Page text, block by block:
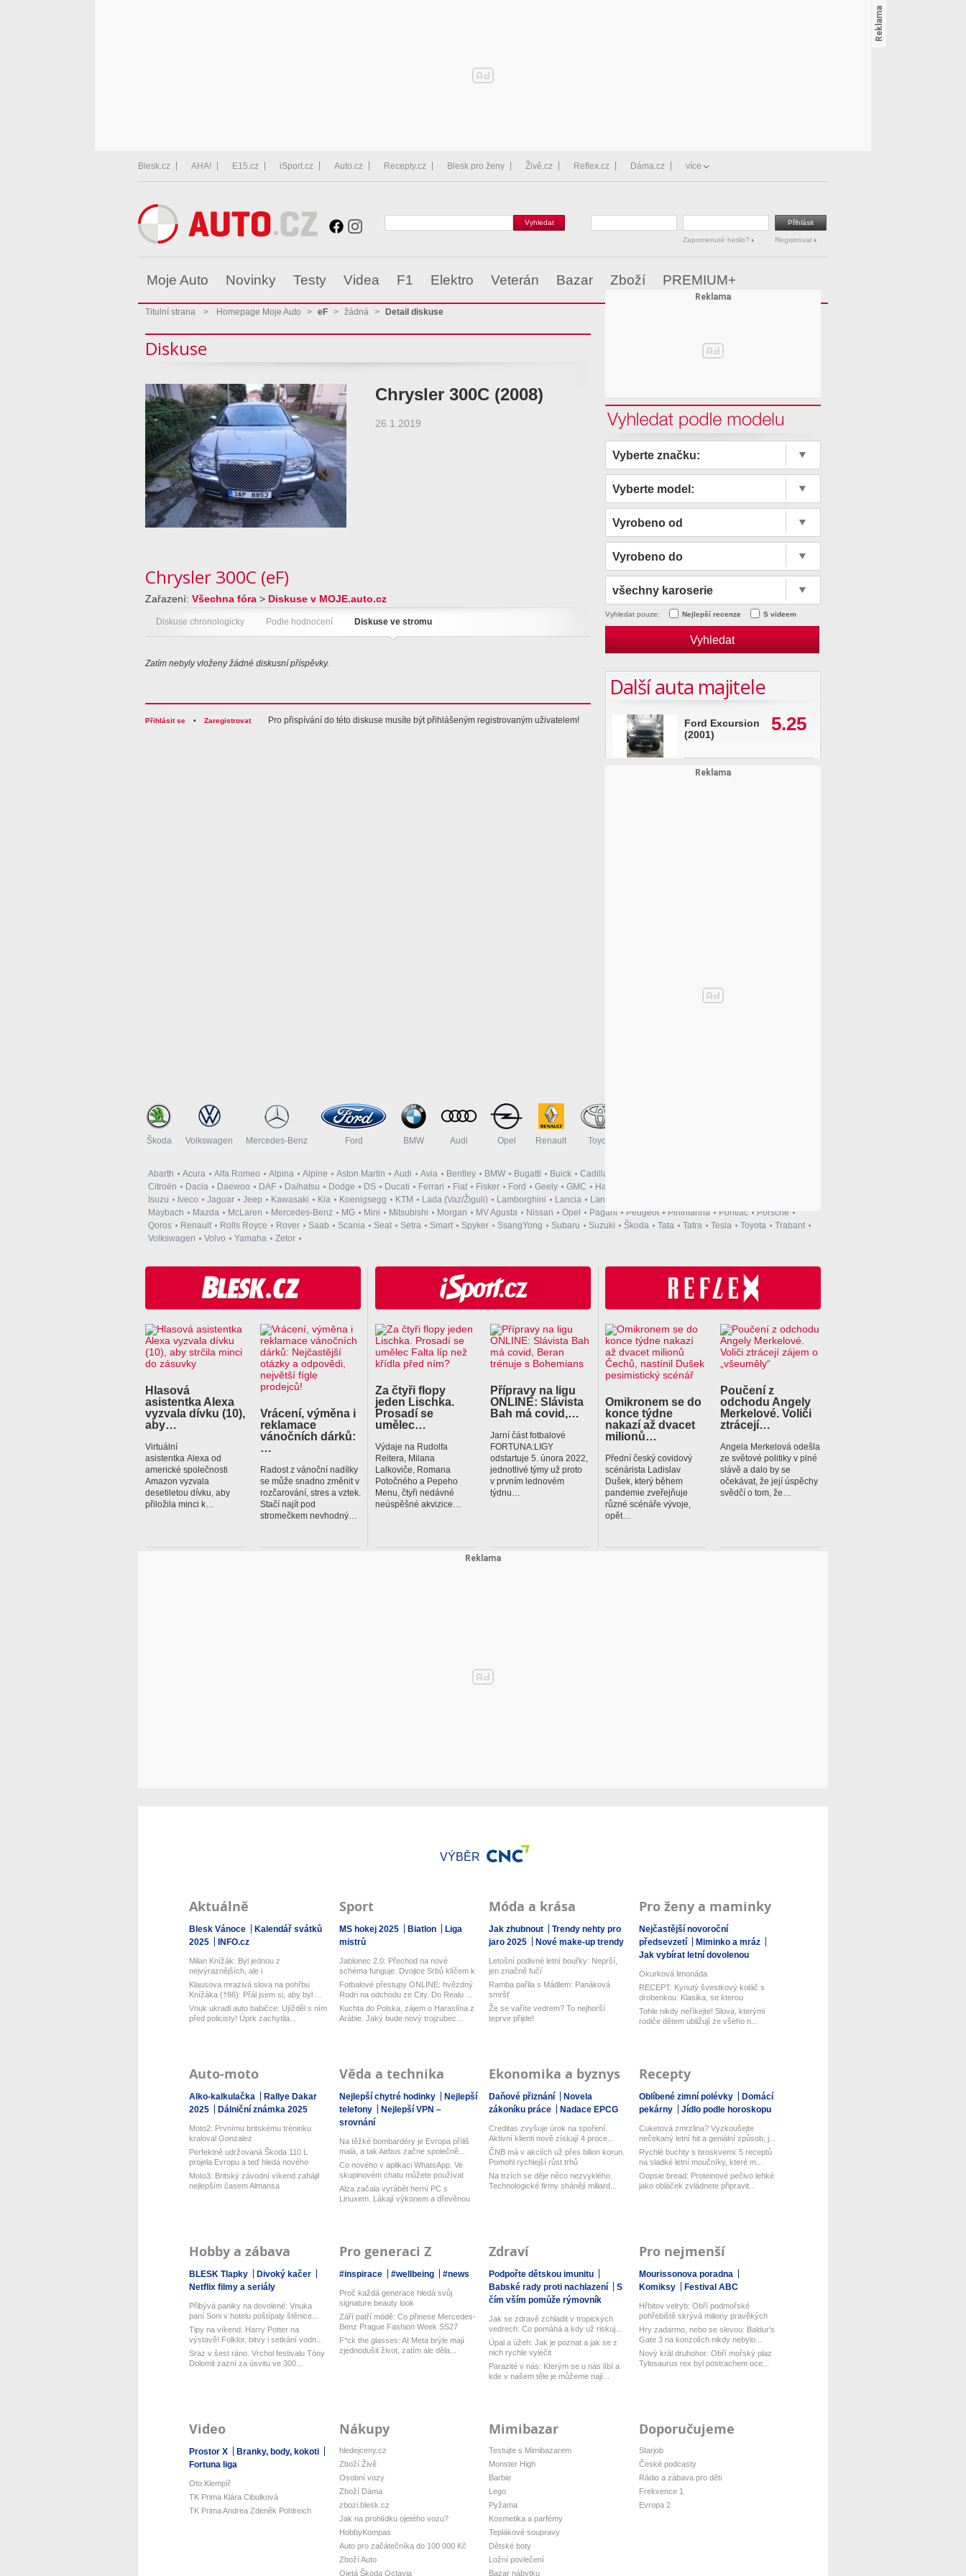
Blesk.cz AHA! E15.cz iSport.cz Auto.cz Recepty.cz Blesk pro ženy Živě.cz Reflex.cz Dáma.cz více
Zapomenuté heslo? Registrovat
Moje Auto Novinky Testy Videa F1 Elektro Veterán Bazar Zboží PREMIUM+
Titulní strana > Homepage Moje Auto > eF > žádná > Detail diskuse
Diskuse
Chrysler 300C (2008)
26.1.2019
Chrysler 300C (eF)
Zařazení: Všechna fóra > Diskuse v MOJE.auto.cz
Diskuse chronologicky Podle hodnocení Diskuse ve stromu
Zatím nebyly vloženy žádné diskusní příspěvky.
Přihlásit se • Zaregistrovat Pro přispívání do této diskuse musíte být přihlášeným registrovaným uživatelem!
Vyhledat podle modelu
Vyberte značku:
Vyberte model:
Vyrobeno od
Vyrobeno do
všechny karoserie
Vyhledat pouze: Nejlepší recenze S videem
Další auta majitele
Ford Excursion
(2001)
5.25
Škoda Volkswagen Mercedes-Benz Ford BMW Audi Opel Renault Toyota
Abarth Acura Alfa Romeo Alpina Alpine Aston Martin Audi Avia Bentley BMW Bugatti Buick Cadillac
Citroën
Dacia Daewoo DAF Daihatsu Dodge DS Ducati Ferrari Fiat Fisker Ford Geely GMC Harley-Davidson
Isuzu
Iveco Jaguar Jeep Kawasaki Kia Koenigsegg KTM Lada (Vaz/Žiguli) Lamborghini Lancia Land Rover
Maybach
Mazda McLaren Mercedes-Benz MG Mini Mitsubishi Morgan MV Agusta Nissan Opel Pagani Peugeot Pininfarina Pontiac
Porsche
Qoros
Renault Rolls Royce Rover Saab Scania Seat Setra Smart Spyker SsangYong Subaru Suzuki Škoda Tata Tatra Tesla Toyota
Trabant
Volkswagen
Volvo Yamaha Zetor
Hlasová
asistentka Alexa
vyzvala dívku (10),
aby…
Virtuální
asistentka Alexa od
americké společnosti
Amazon vyzvala
desetiletou dívku, aby
přiložila minci k…
Vrácení, výměna i
reklamace
vánočních dárků:
…
Radost z vánoční nadílky
se může snadno změnit v
rozčarování, stres a vztek.
Stačí najít pod
stromečkem nevhodný…
Za čtyři flopy
jeden Lischka.
Prosadí se
umělec…
Výdaje na Rudolfa
Reitera, Milana
Lalkoviče, Romana
Potočného a Pepeho
Menu, čtyři nedávné
neúspěšné akvizice…
Přípravy na ligu
ONLINE: Slávista
Bah má covid,…
Jarní část fotbalové
FORTUNA:LIGY
odstartuje 5. února 2022,
jednotlivé týmy už proto
v prvním lednovém
týdnu…
Omikronem se do
konce týdne
nakazí až dvacet
milionů…
Přední český covidový
scénárista Ladislav
Dušek, který během
pandemie zveřejňuje
různé scénáře vývoje,
opět…
Poučení z
odchodu Angely
Merkelové. Voliči
ztrácejí…
Angela Merkelová odešla
ze světové politiky v plné
slávě a dalo by se
očekávat, že její úspěchy
svědčí o tom, že…
VÝBĚR
Aktuálně
Blesk Vánoce
Kalendář svátků
2025
INFO.cz
Milan Knížák: Byl jednou z
nejvýraznějších, ale i
nejkontroverznějších...
Klausova mrazivá slova na pohřbu
Knížáka (†86): Přál jsem si, aby byl ...
Vnuk ukradl auto babičce: Ujížděl s ním
před policisty! Úprk zachytila...
Sport
MS hokej 2025 Biatlon
Liga
mistrů
Jablonec 2.0: Přechod na nové
schéma funguje. Dvojice Srbů klíčem k
mo...
Fotbalové přestupy ONLINE: hvězdný
Rodri na odchodu ze City. Do Realu ...
Kuchta do Polska, zájem o Haraslína z
Arábie. Jaký bude nový trojzubec...
Móda a krása
Jak zhubnout
Trendy nehty pro
jaro 2025
Nové make-up trendy
Letošní podivné letní bouřky: Neprší,
jen značně fučí
Ramba pařila s Mádlem: Panáková
smršť
Že se vaříte vedrem? To nejhorší
teprve přijde!
Pro ženy a maminky
Nejčastější novoroční
předsevzetí
Miminko a mráz
Jak vybírat letní dovolenou
Okurková limonáda
RECEPT: Kynutý švestkový koláč s
drobenkou. Klasika, se kterou
zaboduj...
Tohle nikdy neříkejte! Slova, kterými
rodiče dětem ubližují ze všeho n...
Auto-moto
Alko-kalkulačka
Rallye Dakar
2025
Dálniční známka 2025
Moto2: Prvnímu britskému tréninku
kraloval Gonzalez
Perfektně udržovaná Škoda 110 L
projela Evropu a teď hledá nového
dobr...
Moto3: Britský závodní víkend zahájil
nejlepším časem Almansa
Věda a technika
Nejlepší chytré hodinky
Nejlepší
telefony
Nejlepší VPN –
srovnání
Na těžké bombardéry je Evropa příliš
malá, a tak Airbus začne společně...
Co nového v aplikaci WhatsApp. Ve
skupinovém chatu můžete používat
zmí...
Alza začala vyrábět herní PC s
Linuxem. Lákají výkonem a dřevěnou
Ekonomika a byznys
Daňové přiznání
Novela
zákoníku práce
Nadace EPCG
Creditas zvyšuje úrok na spoření.
Aktivní klienti nově získají 4 proce...
ČNB má v akciích už přes bilion korun.
Pomohl rychlejší růst trhů
Na trzích se děje něco nezvyklého.
Technologické firmy shánějí miliard...
Recepty
Oblíbené zimní polévky
Domácí
pekárny
Jídlo podle horoskopu
Cuketová zmrzlina? Vyzkoušejte
nečekaný letní hit a geniální způsob, j...
Rychlé buchty s broskvemi: 5 receptů
na sladké letní moučníky, které m...
Oopsie bread: Proteinové pečivo lehké
jako obláček zvládnete připravit...
Hobby a zábava
BLESK Tlapky
Divoký kačer
Netflix filmy a seriály
Přibývá paniky na dovolené: Vnuka
paní Soni v hotelu poštípaly štěnice...
Tipy na víkend: Harry Potter na
výstavě! Folklor, bitvy i setkání vodn...
Sraz v šest ráno. Vrchol festivalu Tóny
Dolomit zazní za úsvitu ve 300...
Pro generaci Z
#inspirace #wellbeing #news
Proč každá generace hledá svůj
signature beauty look
Září patří módě: Co přinese Mercedes-
Benz Prague Fashion Week SS27
F*ck the glasses: AI Meta brýle mají
zjednodušit život, zatím ale děla...
Zdraví
Podpořte dětskou imunitu
Babské rady proti nachlazení
S
čím vším pomůže rýmovník
Jak se zdravě zchladit v tropických
vedrech: Co pomáhá a kdy už riskuj...
Úpal a úžeh: Jak je poznat a jak se z
nich rychle vyléčit
Parazité v nás: Kterým se u nás líbí a
kde v našem těle je můžeme nají...
Pro nejmenší
Mourissonova poradna
Komiksy
Festival ABC
Hřbitov velryb: Obří podmořské
pohřebiště skrývá miliony pravěkých
kyt...
Hry zadarmo, nebo se slevou: Baldur's
Gate 3 na konzolích nikdy nebylo...
Nový král druhohor: Obří mořský plaz
Tylosaurus rex byl postrachem oce...
Video
Prostor X
Branky, body, kokoti
Fortuna liga
Oto Klempíř
TK Prima Klára Cibulková
TK Prima Andrea Zdeněk Pohlreich
Nákupy
hledejceny.cz
Zboží Živě
Osobní vozy
Zboží Dáma
zbozi.blesk.cz
Jak na prohlídku ojetého vozu?
HobbyKompas
Auto pro začátečníka do 100 000 Kč
Zboží Auto
Ojetá Škoda Octavia
Mimibazar
Testujte s Mimibazarem
Monster High
Barbie
Lego
Pyžama
Kosmetika a parfémy
Teplákové soupravy
Dětské boty
Ložní povlečení
Bazar nábytku
Doporučujeme
Starjob
České podcasty
Rádio a zábava pro děti
Frekvence 1
Evropa 2